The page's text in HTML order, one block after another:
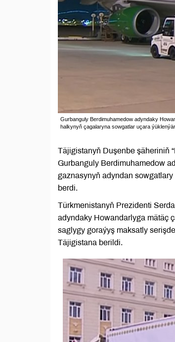
Gurbanguly Berdimuhamedow adyndaky
halkynyň çagalaryna sowgatlar uçara ýüklenýär.
Täjigistanyň Duşenbe şäheriniň
Gurbanguly Berdimuhamedow
gaznasynyň adyndan
berdi.
Türkmenistanyň Prezidenti
adyndaky Howandarlyga mätäç
saglygy goraýyş maksatly
Täjigistana berildi.